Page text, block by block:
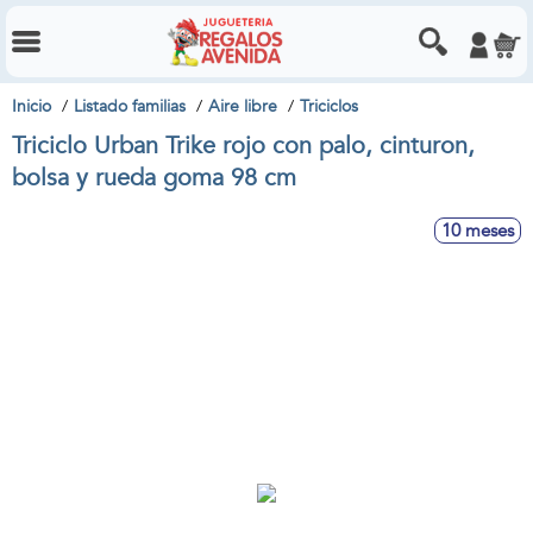
Inicio Listado familias Aire libre Triciclos
Triciclo Urban Trike rojo con palo, cinturon,
bolsa y rueda goma 98 cm
10 meses